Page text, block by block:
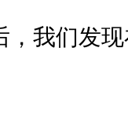
，我们发